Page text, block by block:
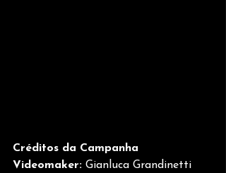
Créditos da Campanha
Videomaker: Gianluca Grandinetti